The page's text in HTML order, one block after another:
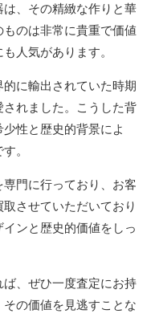
、その精緻な作りと華
のは非常に貴重で価値
人気があります。
に輸出されていた時期
れました。こうした背
性と歴史的背景によ
。
門に行っており、お客
させていただいており
ンと歴史的価値をしっ
、ぜひ一度査定にお持
の価値を見逃すことな